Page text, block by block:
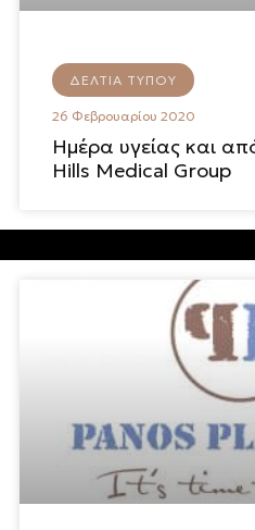
ΔΕΛΤΊΑ ΤΎΠΟΥ
26 Φεβρουαρίου 2020
Ημέρα υγείας και
Hills Medical Group